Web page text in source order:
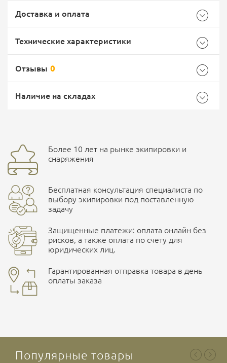
Доставка и оплата
Доставка Почтой России
EMS Почта России
Доставка курьерской службой СДЭК -
Наличные при самовывозе
подготовки счета.
Технические характеристики
Размер S
Бренд Helikon
Страна производитель
Характеристики комплектаций
Размер
Отзывы 0
Ваш отзыв
Наличие на складах
улица Маяковского, 10
ПОДРОБНЕЕ О СКЛАДЕ
Более 10 лет на рынке экипировки и
снаряжения
Бесплатная консультация специалиста по
выбору экипировки под поставленную
задачу
Защищенные платежи: оплата онлайн без
рисков, а также оплата по счету для
юридических лиц.
Гарантированная отправка товара в день
оплаты заказа
Популярные товары